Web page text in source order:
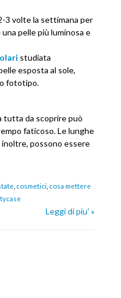
3 volte la settimana per
pelle più luminosa e
studiata
esposta al sole,
fototipo.
tutta da scoprire può
faticoso. Le lunghe
possono essere
cosmetici cosa mettere
Leggi di piu' »